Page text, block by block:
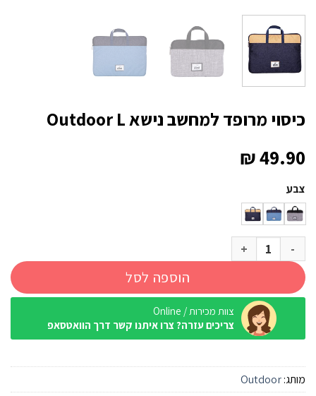
כיסוי מרופד למחשב נישא Outdoor L
₪49.90
צבע
כמות של כיסוי מרופד למחשב נישא Outdoor L
הוספה לסל
צוות מכירות / Online
צריכים עזרה? צרו איתנו קשר דרך הוואטסאפ
מותג:Outdoor